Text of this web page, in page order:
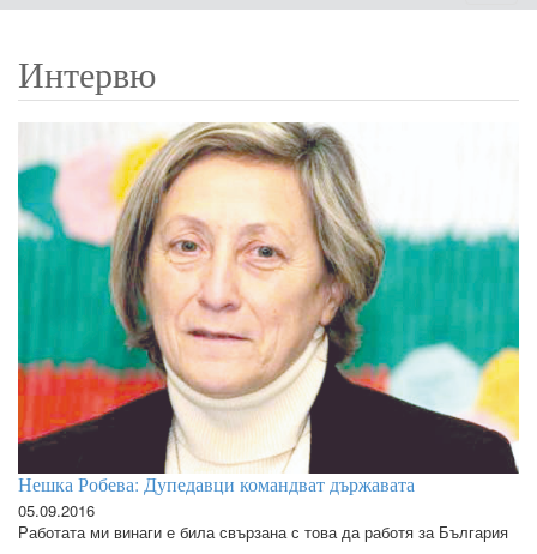
Интервю
Нешка Робева: Дупедавци командват държавата
05.09.2016
Работата ми винаги е била свързана с това да работя за България